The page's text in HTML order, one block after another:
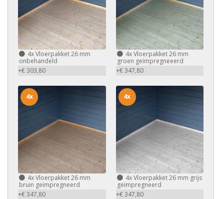
4xVloerpakket 26 mm
onbehandeld
+€ 303,80
4xVloerpakket 26 mm
groen geïmpregneeerd
+€ 347,80
4xVloerpakket 26 mm
bruin geïmpregneerd
+€ 347,80
4x
4xVloerpakket 26 mm grijs
geïmpregneerd
+€ 347,80
4x